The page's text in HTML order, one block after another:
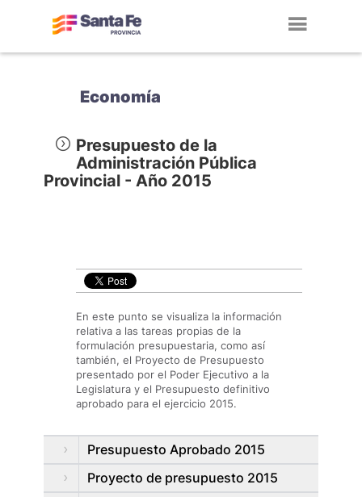
Economía
Presupuesto de la
Administración Pública
Provincial - Año 2015
En este punto se visualiza la información
relativa a las tareas propias de la
formulación presupuestaria, como así
también, el Proyecto de Presupuesto
presentado por el Poder Ejecutivo a la
Legislatura y el Presupuesto definitivo
aprobado para el ejercicio 2015.
Presupuesto Aprobado 2015
Proyecto de presupuesto 2015